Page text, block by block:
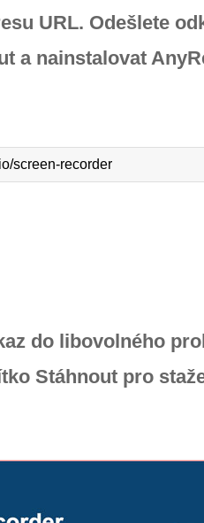
URL. Odešlete
a nainstalovat
screen-recorder
do libovolného
Stáhnout pro